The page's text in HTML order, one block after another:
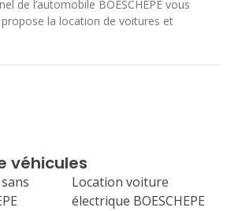
de l’automobile BOESCHEPE vous
la location de voitures et
véhicules
Location voiture
électrique BOESCHEPE